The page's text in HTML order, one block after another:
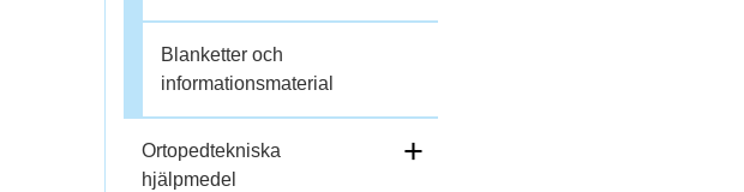
Blanketter och
informationsmaterial
Ortopedtekniska
hjälpmedel
+